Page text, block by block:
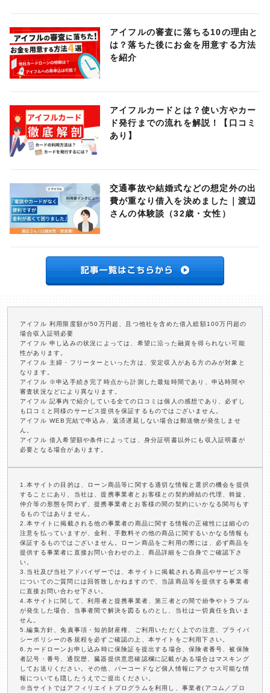
アイフルの審査に落ちる10の理由と
は？落ちた後にお金を用意する方法
を紹介
アイフルカードとは？使い方やカー
ド発行までの流れを解説！【口コミ
あり】
交通事故や結婚式などの想定外の出
費が重なり借入を決めました｜渡辺
さんの体験談（32歳・女性）
アイフル 利用限度額が50万円超、且つ他社を含めた借入総額100万円超の
場合収入証明必要
アイフル 申し込みの状況によっては、希望に沿った融資を得られない可能
性があります。
アイフル 主婦・フリーターといった方は、安定収入がある方のみが対象と
なります。
アイフル ※申込手続き完了時点から計測した最短時間であり、申込時間や
審査状況などにより異なります。
アイフル 記事内で紹介している全ての口コミは個人の感想であり、必ずし
も口コミと同様のサービス提供を保証するものではございません。
アイフル WEB完結で申込み、返済遅延しない場合は郵送物が発生しませ
ん。
アイフル 借入希望額や条件によっては、身分証明書以外にも収入証明書が
必要となる場合があります。
1.本サイトの目的は、ローン商品等に関する適切な情報と選択の機会を提供
することにあり、当社は、提携事業者とお客様との契約締結の代理、斡旋、
仲介等の形態を問わず、提携事業者とお客様の間の契約にいかなる関与もす
るものではありません。
2.本サイトに掲載される他の事業者の商品に関する情報の正確性には細心の
注意を払っていますが、金利、手数料その他の商品に関するいかなる情報も
保証するものではございません。ローン商品をご利用の際には、必ず商品を
提供する事業者に直接お問い合わせの上、商品詳細をご自身でご確認下さ
い。
3.当社及び当社アドバイザーでは、本サイトに掲載される商品やサービス等
についてのご質問には回答致しかねますので、当該商品等を提供する事業者
に直接お問い合わせ下さい。
4.本サイトに関して、利用者と提携事業者、第三者との間で紛争やトラブル
が発生した場合、当事者間で解決を図るものとし、当社は一切責任を負いま
せん。
5.編集方針、免責事項・知的財産権、ご利用いただく上での注意、プライバ
シーポリシーの各規程を必ずご確認の上、本サイトをご利用下さい。
6.カードローンお申し込み時に保険証を提出する場合、保険者番号、被保険
者記号・番号、通院歴、臓器提供意思確認欄に記載がある場合はマスキング
してお送りください。その他、バーコードなど個人情報にアクセス可能な情
報についても隠したうえでご提出ください。
※当サイトではアフィリエイトプログラムを利用し、事業者(アコム／プロ